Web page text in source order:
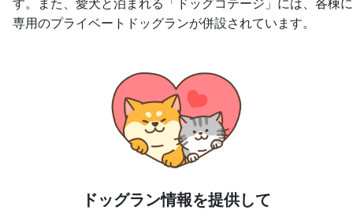
専用のプライベートドッグランが併設されています。
ドッグラン情報を提供して